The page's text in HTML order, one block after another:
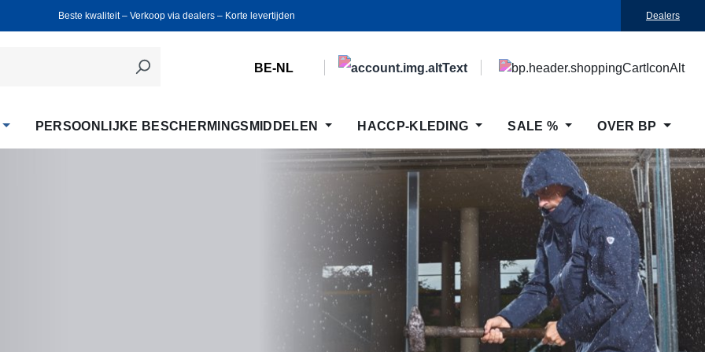
Beste kwaliteit ‒ Verkoop via dealers ‒ Korte levertijden Dealers
BE-NL
PERSOONLIJKE BESCHERMINGSMIDDELEN HACCP-KLEDING SALE % OVER BP